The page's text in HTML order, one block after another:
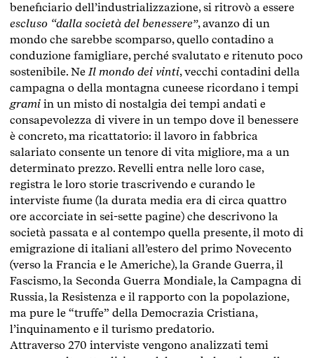
beneficiario dell’industrializzazione, si ritrovò a essere
escluso “dalla società del benessere”, avanzo di un
mondo che sarebbe scomparso, quello contadino a
conduzione famigliare, perché svalutato e ritenuto poco
sostenibile. NeIl mondo dei vinti, vecchi contadini della
campagna o della montagna cuneese ricordano i tempi
grami in un misto di nostalgia dei tempi andati e
consapevolezza di vivere in un tempo dove il benessere
è concreto, ma ricattatorio: il lavoro in fabbrica
salariato consente un tenore di vita migliore, ma a un
determinato prezzo. Revelli entra nelle loro case,
registra le loro storie trascrivendo e curando le
interviste fiume (la durata media era di circa quattro
ore accorciate in sei-sette pagine) che descrivono la
società passata e al contempo quella presente, il moto di
emigrazione di italiani all’estero del primo Novecento
(verso la Francia e le Americhe), la Grande Guerra, il
Fascismo, la Seconda Guerra Mondiale, la Campagna di
Russia, la Resistenza e il rapporto con la popolazione,
ma pure le “truffe” della Democrazia Cristiana,
l’inquinamento e il turismo predatorio.
Attraverso 270 interviste vengono analizzati temi